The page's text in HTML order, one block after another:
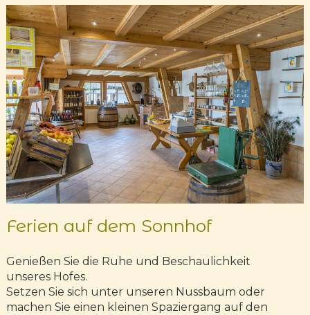
Ferien auf dem Sonnhof
Genießen Sie die Ruhe und Beschaulichkeit
unseres Hofes.
Setzen Sie sich unter unseren Nussbaum oder
machen Sie einen kleinen Spaziergang auf den